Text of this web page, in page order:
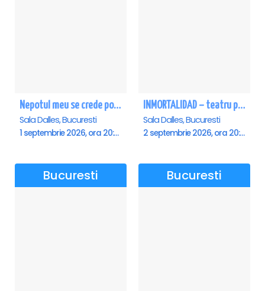
Nepotul meu se crede poet - Sala Dalles
Sala Dalles, Bucuresti
1 septembrie 2026, ora 20:00
INMORTALIDAD – teatru poetic cu Magda Catone & Maxim Belciug
Sala Dalles, Bucuresti
2 septembrie 2026, ora 20:00
Bucuresti Bucuresti